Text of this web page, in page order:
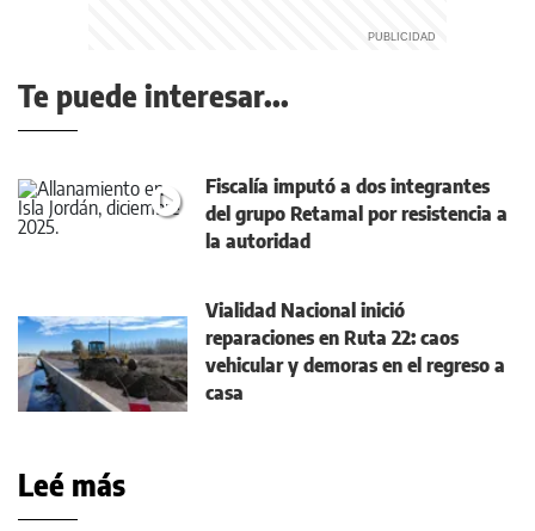
Te puede interesar...
Fiscalía imputó a dos integrantes
del grupo Retamal por resistencia a
la autoridad
Vialidad Nacional inició
reparaciones en Ruta 22: caos
vehicular y demoras en el regreso a
casa
Leé más